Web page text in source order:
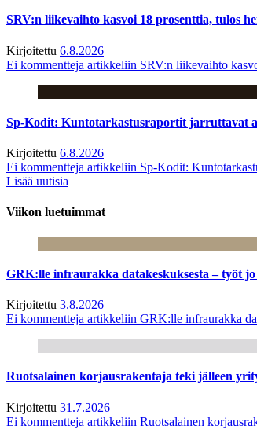
SRV:n liikevaihto kasvoi 18 prosenttia, tulos
Kirjoitettu 6.8.2026
Ei kommentteja artikkeliin SRV:n liikevaihto
Sp-Kodit: Kuntotarkastusraportit jarruttavat
Kirjoitettu 6.8.2026
Ei kommentteja artikkeliin Sp-Kodit:
Lisää uutisia
Viikon luetuimmat
GRK:lle infraurakka datakeskuksesta – työt jo
Kirjoitettu 3.8.2026
Ei kommentteja artikkeliin GRK:lle infraurakka
Ruotsalainen korjausrakentaja teki jälleen
Kirjoitettu 31.7.2026
Ei kommentteja artikkeliin Ruotsalainen